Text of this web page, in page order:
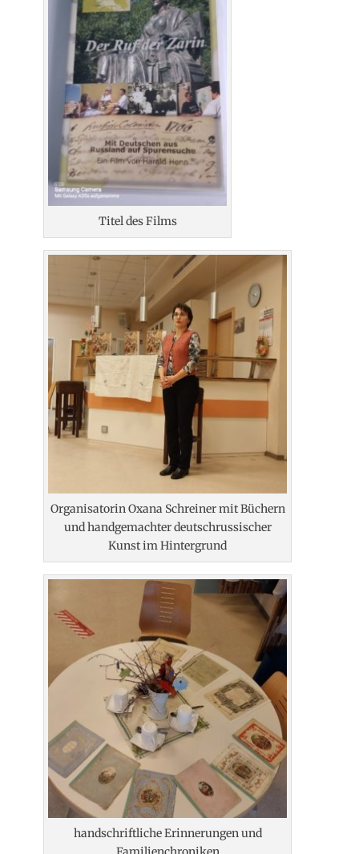
Titel des Films
Organisatorin Oxana Schreiner mit Büchern
und handgemachter deutschrussischer
Kunst im Hintergrund
handschriftliche Erinnerungen und